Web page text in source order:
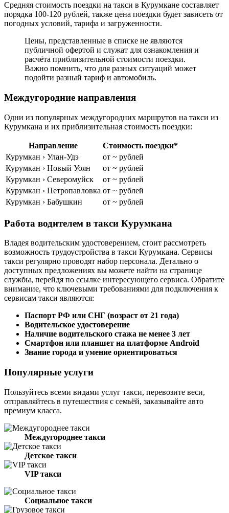
Средняя стоимость поездки на такси в Курумкане составляет
порядка 100-120 рублей, также цена поездки будет зависеть от
погодных условий, тарифа и загруженности.
Цены, представленные в списке не являются
публичной офертой и служат для ознакомления и
расчёта приблизительной стоимости поездки.
Важно помнить, что для разных ситуаций может
подойти разный тариф и автомобиль.
Междугородние направления
Одни из популярных междугородних маршрутов на такси из
Курумкана и их приблизительная стоимость поездки:
Направление
Стоимость поездки*
Курумкан › Улан-Удэ
от ~ рублей
Курумкан › Новый Уоян
от ~ рублей
Курумкан › Северомуйск
от ~ рублей
Курумкан › Петропавловка от ~ рублей
Курумкан › Бабушкин
от ~ рублей
Работа водителем в такси Курумкана
Владея водительским удостоверением, стоит рассмотреть
возможность трудоустройства в такси Курумкана. Сервисы
такси регулярно проводят набор персонала. Детально о
доступных предложениях вы можете найти на странице
службы, перейдя по ссылке интересующего сервиса. Обратите
внимание, что ключевыми требованиями для подключения к
сервисам такси являются:
Паспорт РФ или СНГ (возраст от 21 года)
Водительское удостоверение
Наличие водительского стажа не менее 3 лет
Смартфон или планшет на платформе Android
Знание города и умение ориентироваться
Популярные услуги
Пользуйтесь всеми видами услуг такси, перевозите веси,
отправляйтесь в путешествия с семьёй, заказывайте авто
премиум класса.
Междугороднее такси
Детское такси
VIP такси
Социальное такси